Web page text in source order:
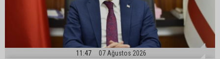
11:47 07 Ağustos 2026